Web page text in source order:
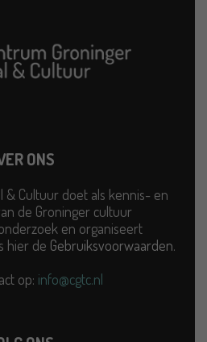
ONS
& Cultuur doet als kennis- en
de Groninger cultuur
en organiseert
hier de Gebruiksvoorwaarden.
op: info@cgtc.nl